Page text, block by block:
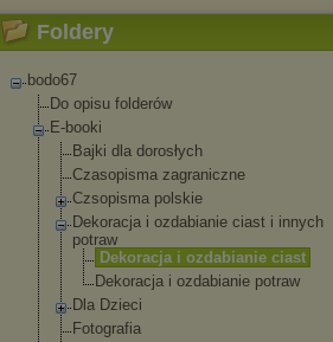
Foldery
bodo67
Do opisu folderów
E-booki
Bajki dla dorosłych
Czasopisma zagraniczne
Czsopisma polskie
Dekoracja i ozdabianie ciast i innych
potraw
Dekoracja i ozdabianie ciast
Dekoracja i ozdabianie potraw
Dla Dzieci
Fotografia